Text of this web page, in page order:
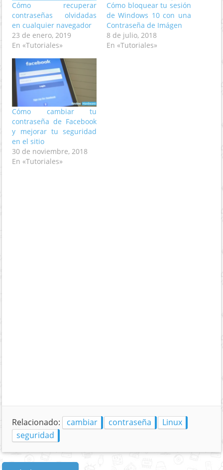
Cómo recuperar
contraseñas olvidadas
en cualquier navegador
23 de enero, 2019
En «Tutoriales»
Cómo bloquear tu sesión
de Windows 10 con una
Contraseña de Imágen
8 de julio, 2018
En «Tutoriales»
Cómo cambiar tu
contraseña de Facebook
y mejorar tu seguridad
en el sitio
30 de noviembre, 2018
En «Tutoriales»
Relacionado: cambiar contraseña
Linux
seguridad